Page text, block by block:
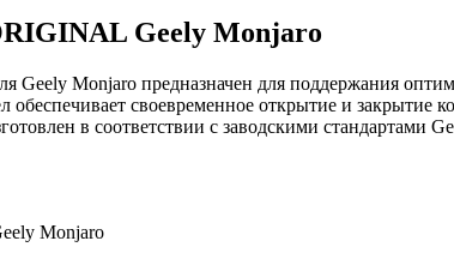
Geely Monjaro
Geely Monjaro предназначен для поддержания
своевременное открытие и закрытие
в соответствии с заводскими
Monjaro